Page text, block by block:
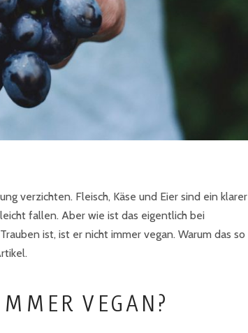
verzichten. Fleisch, Käse und Eier sind ein klarer
fallen. Aber wie ist das eigentlich bei
ist, ist er nicht immer vegan. Warum das so
VEGAN?